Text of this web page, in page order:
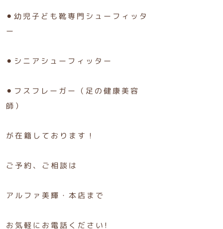
⚫︎幼児子ども靴専門シューフィッタ
ー
⚫︎シニアシューフィッター
⚫︎フスフレーガー（足の健康美容
師）
が在籍しております！
ご予約、ご相談は
アルファ美輝・本店まで
お気軽にお電話ください!